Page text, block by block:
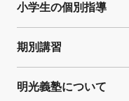
小学生の個別指導
期別講習
明光義塾について